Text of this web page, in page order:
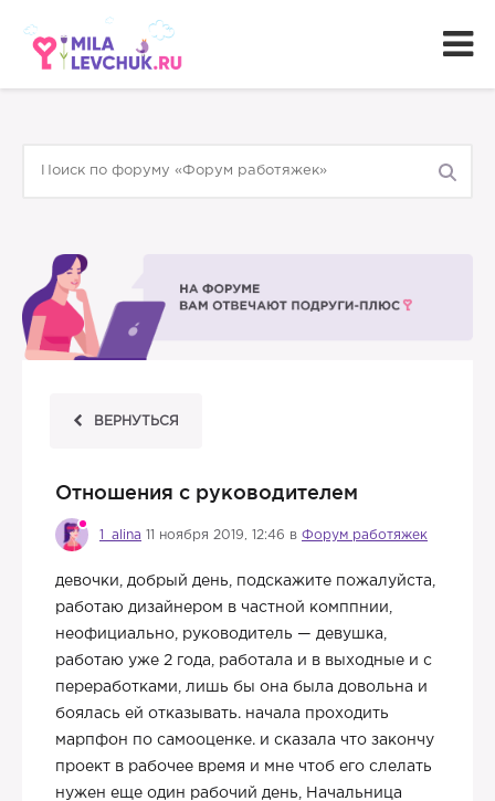
ВЕРНУТЬСЯ
Отношения с руководителем
1_alina 11 ноября 2019, 12:46 в Форум работяжек
девочки, добрый день, подскажите пожалуйста,
работаю дизайнером в частной комппнии,
неофициально, руководитель — девушка,
работаю уже 2 года, работала и в выходные и с
переработками, лишь бы она была довольна и
боялась ей отказывать. начала проходить
марпфон по самооценке. и сказала что закончу
проект в рабочее время и мне чтоб его слелать
нужен еще один рабочий день, Начальница